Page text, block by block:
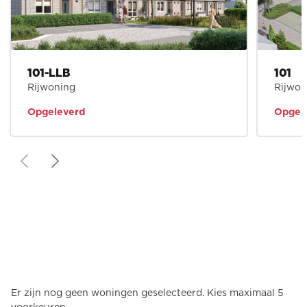
101-LLB
Rijwoning
Opgeleverd
101
Er zijn nog geen woningen geselecteerd. Kies maximaal 5